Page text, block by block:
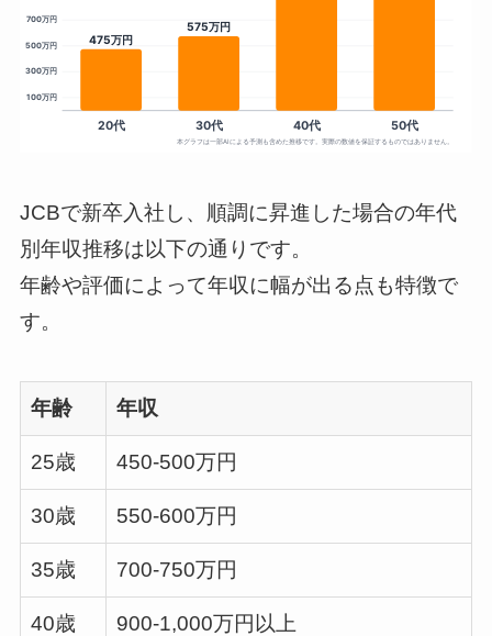
JCBで新卒入社し、順調に昇進した場合の年代
別年収推移は以下の通りです。
年齢や評価によって年収に幅が出る点も特徴で
す。
年齢 年収
25歳 450-500万円
30歳 550-600万円
35歳 700-750万円
40歳 900-1,000万円以上